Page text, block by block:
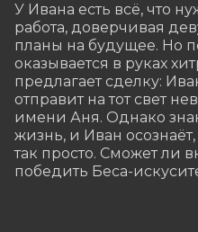
У Ивана есть всё, что
работа, доверчивая
планы на будущее. Но
оказывается в руках
предлагает сделку:
отправит на тот свет
имени Аня. Однако
жизнь, и Иван
так просто. Сможет ли
победить Беса-